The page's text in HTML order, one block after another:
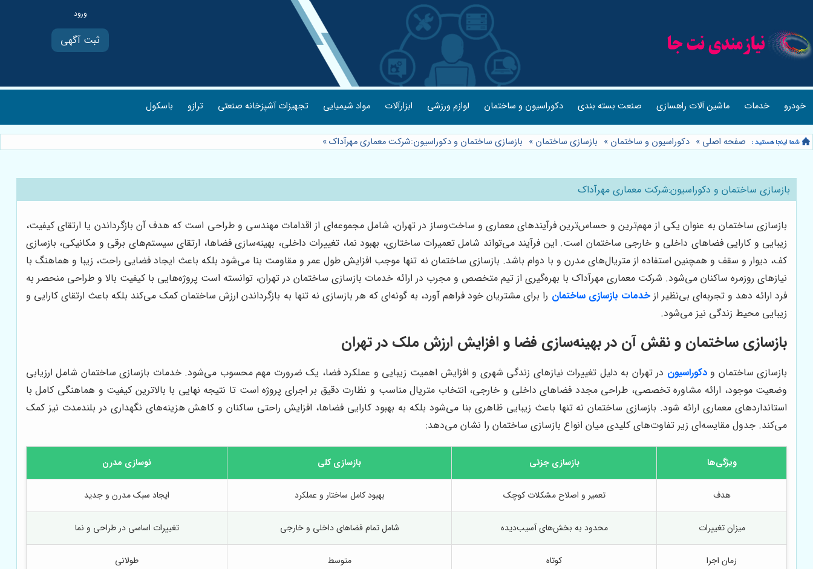
ثبت آگهی
خودرو خدمات ماشین آلات راهسازی صنعت بسته بندی دکوراسیون و ساختمان لوازم ورزشی ابزارآلات مواد شیمیایی تجهیزات آشپزخانه صنعتی ترازو باسکول
صفحه اصلی » دکوراسیون و ساختمان » بازسازی ساختمان » بازسازی ساختمان و دکوراسیون:شرکت معماری مهرآداک»
بازسازی ساختمان و دکوراسیون:شرکت معماری مهرآداک
بازسازی ساختمان به عنوان یکی از مهم‌ترین و حساس‌ترین فرآیندهای معماری و ساخت‌وساز در تهران، شامل مجموعه‌ای از اقدامات مهندسی و طراحی است که هدف آن بازگرداندن یا ارتقای کیفیت،
زیبایی و کارایی فضاهای داخلی و خارجی ساختمان است. این فرآیند می‌تواند شامل تعمیرات ساختاری، بهبود نما، تغییرات داخلی، بهینه‌سازی فضاها، ارتقای سیستم‌های برقی و مکانیکی، بازسازی
کف، دیوار و سقف و همچنین استفاده از متریال‌های مدرن و با دوام باشد. بازسازی ساختمان نه تنها موجب افزایش طول عمر و مقاومت بنا می‌شود بلکه باعث ایجاد فضایی راحت، زیبا و هماهنگ با
نیازهای روزمره ساکنان می‌شود. شرکت معماری مهرآداک با بهره‌گیری از تیم متخصص و مجرب در ارائه خدمات بازسازی ساختمان در تهران، توانسته است پروژه‌هایی با کیفیت بالا و طراحی منحصر به
فرد ارائه دهد و تجربه‌ای بی‌نظیر ازخدمات بازسازی ساختمان را برای مشتریان خود فراهم آورد، به گونه‌ای که هر بازسازی نه تنها به بازگرداندن ارزش ساختمان کمک می‌کند بلکه باعث ارتقای کارایی و
زیبایی محیط زندگی نیز می‌شود.
بازسازی ساختمان و نقش آن در بهینه‌سازی فضا و افزایش ارزش ملک در تهران
بازسازی ساختمان ودکوراسیون در تهران به دلیل تغییرات نیازهای زندگی شهری و افزایش اهمیت زیبایی و عملکرد فضا، یک ضرورت مهم محسوب می‌شود. خدمات بازسازی ساختمان شامل ارزیابی
وضعیت موجود، ارائه مشاوره تخصصی، طراحی مجدد فضاهای داخلی و خارجی، انتخاب متریال مناسب و نظارت دقیق بر اجرای پروژه است تا نتیجه نهایی با بالاترین کیفیت و هماهنگی کامل با
استانداردهای معماری ارائه شود. بازسازی ساختمان نه تنها باعث زیبایی ظاهری بنا می‌شود بلکه به بهبود کارایی فضاها، افزایش راحتی ساکنان و کاهش هزینه‌های نگهداری در بلندمدت نیز کمک
می‌کند. جدول مقایسه‌ای زیر تفاوت‌های کلیدی میان انواع بازسازی ساختمان را نشان می‌دهد:
ویژگی‌ها بازسازی جزئی بازسازی کلی نوسازی مدرن
هدف تعمیر و اصلاح مشکلات کوچک بهبود کامل ساختار و عملکرد ایجاد سبک مدرن و جدید
میزان تغییرات محدود به بخش‌های آسیب‌دیده شامل تمام فضاهای داخلی و خارجی تغییرات اساسی در طراحی و نما
زمان اجرا کوتاه متوسط طولانی